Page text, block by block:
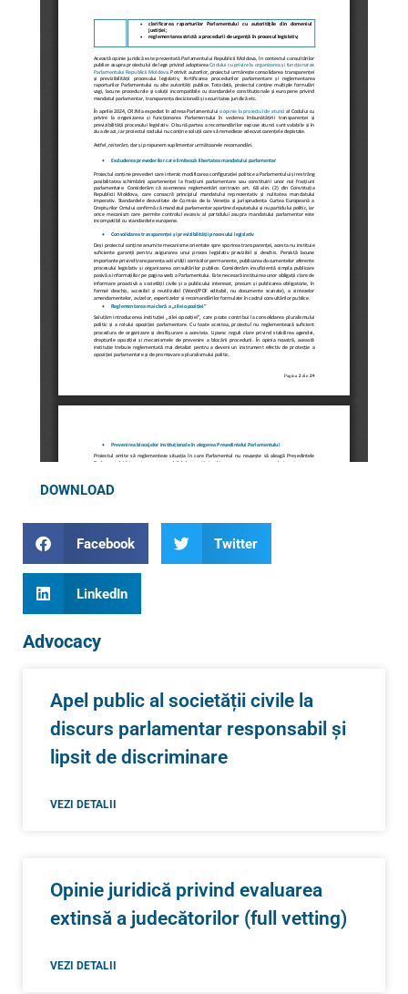
DOWNLOAD
Facebook Twitter
LinkedIn
Advocacy
Apel public al societății civile la
discurs parlamentar responsabil și
lipsit de discriminare
VEZI DETALII
Opinie juridică privind evaluarea
extinsă a judecătorilor (full vetting)
VEZI DETALII